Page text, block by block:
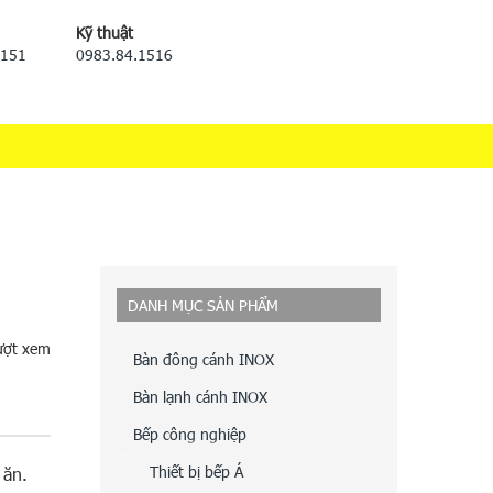
Kỹ thuật
0983.84.1516
xem
DANH MỤC SẢN PHẨM
Bàn đông cánh INOX
Bàn lạnh cánh INOX
Bếp công nghiệp
Thiết bị bếp Á